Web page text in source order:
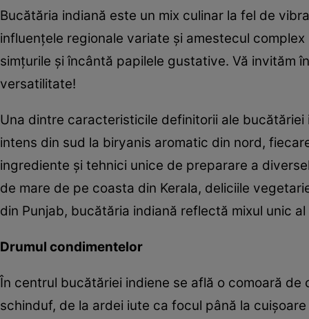
Bucătăria indiană este un mix culinar la fel de
influențele regionale variate și amestecul
simțurile și încântă papilele gustative. Vă invităm
versatilitate!
Una dintre caracteristicile definitorii ale
intens din sud la biryanis aromatic din nord,
ingrediente și tehnici unice de preparare a
de mare de pe coasta din Kerala, deliciile
din Punjab, bucătăria indiană reflectă mixul unic
Drumul condimentelor
În centrul bucătăriei indiene se află o comoară
schinduf, de la ardei iute ca focul până la